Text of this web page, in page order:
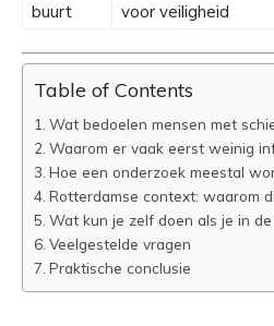
buurt
voor veiligheid
Table of Contents
Wat bedoelen mensen met
Waarom er vaak eerst weinig
Hoe een onderzoek meestal
Rotterdamse context: waarom
Wat kun je zelf doen als je in
Veelgestelde vragen
Praktische conclusie